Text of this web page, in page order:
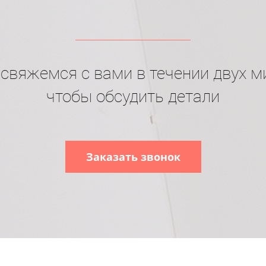
с вами в течении двух
чтобы обсудить детали
Заказать звонок